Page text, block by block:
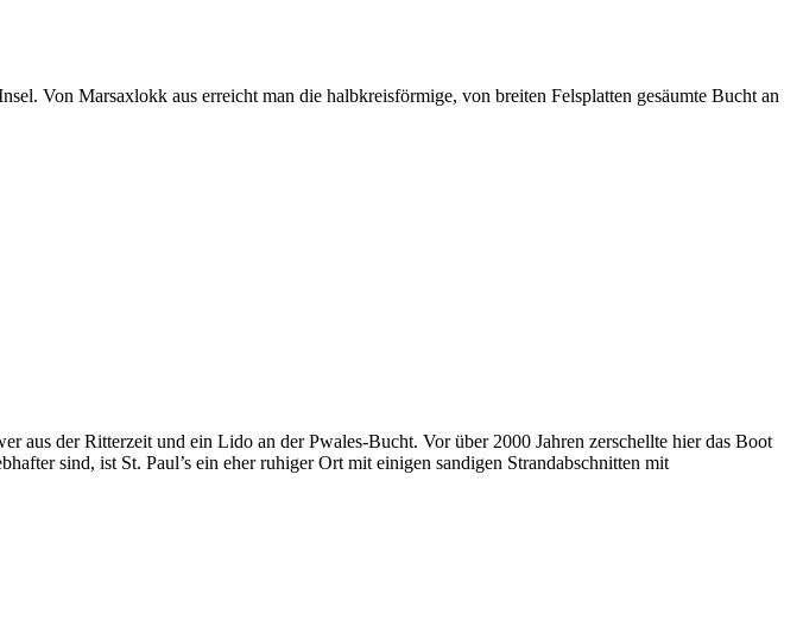
Von Marsaxlokk aus erreicht man die halbkreisförmige, von breiten Felsplatten gesäumte Bucht an
aus der Ritterzeit und ein Lido an der Pwales-Bucht. Vor über 2000 Jahren zerschellte hier das Boot
sind, ist St. Paul’s ein eher ruhiger Ort mit einigen sandigen Strandabschnitten mit